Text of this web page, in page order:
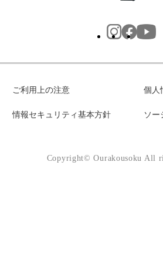
ご利用上の注意 個人
情報セキュリティ基本方針 ソー
Copyright© Ourakousoku All